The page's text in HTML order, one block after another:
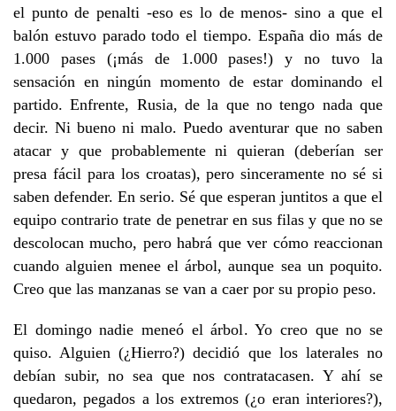
el punto de penalti -eso es lo de menos- sino a que el
balón estuvo parado todo el tiempo. España dio más de
1.000 pases (¡más de 1.000 pases!) y no tuvo la
sensación en ningún momento de estar dominando el
partido. Enfrente, Rusia, de la que no tengo nada que
decir. Ni bueno ni malo. Puedo aventurar que no saben
atacar y que probablemente ni quieran (deberían ser
presa fácil para los croatas), pero sinceramente no sé si
saben defender. En serio. Sé que esperan juntitos a que el
equipo contrario trate de penetrar en sus filas y que no se
descolocan mucho, pero habrá que ver cómo reaccionan
cuando alguien menee el árbol, aunque sea un poquito.
Creo que las manzanas se van a caer por su propio peso.
El domingo nadie meneó el árbol. Yo creo que no se
quiso. Alguien (¿Hierro?) decidió que los laterales no
debían subir, no sea que nos contratacasen. Y ahí se
quedaron, pegados a los extremos (¿o eran interiores?),